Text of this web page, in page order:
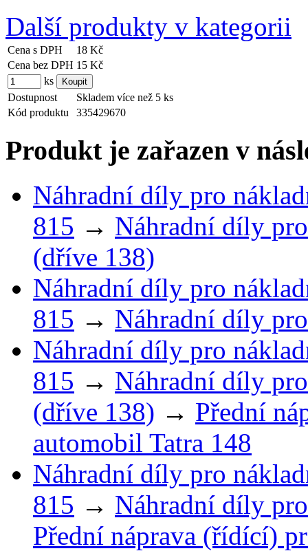
Další produkty v kategorii
Cena s DPH
18 Kč
Cena bez DPH 15 Kč
ks
Dostupnost
Skladem více než 5 ks
Kód produktu
335429670
Produkt je zařazen v
Náhradní díly pro
815 → Náhradní díly
(dříve 138)
Náhradní díly pro
815 → Náhradní díly
Náhradní díly pro
815 → Náhradní díly
(dříve 138) → Přední
automobil Tatra 148
Náhradní díly pro
815 → Náhradní díly
Přední náprava (řídící)